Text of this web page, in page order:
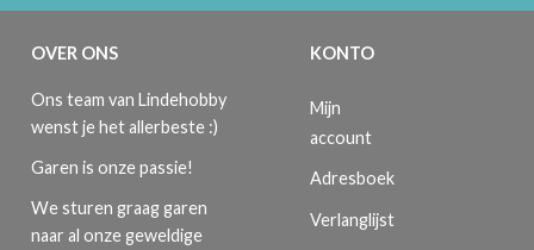
OVER ONS
Ons team van Lindehobby
wenst je het allerbeste :)
Garen is onze passie!
We sturen graag garen
naar al onze geweldige
KONTO
Mijn
account
Adresboek
Verlanglijst